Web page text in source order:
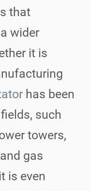
that
wider
it is
has been
such
towers,
gas
is even